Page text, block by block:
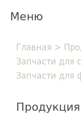
Меню
Главная >
Запчасти для
Запчасти для
Продукция